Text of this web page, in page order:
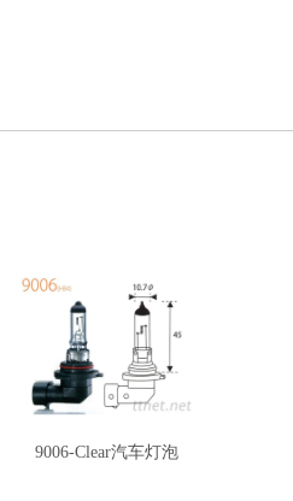
9006-Clear汽车灯泡